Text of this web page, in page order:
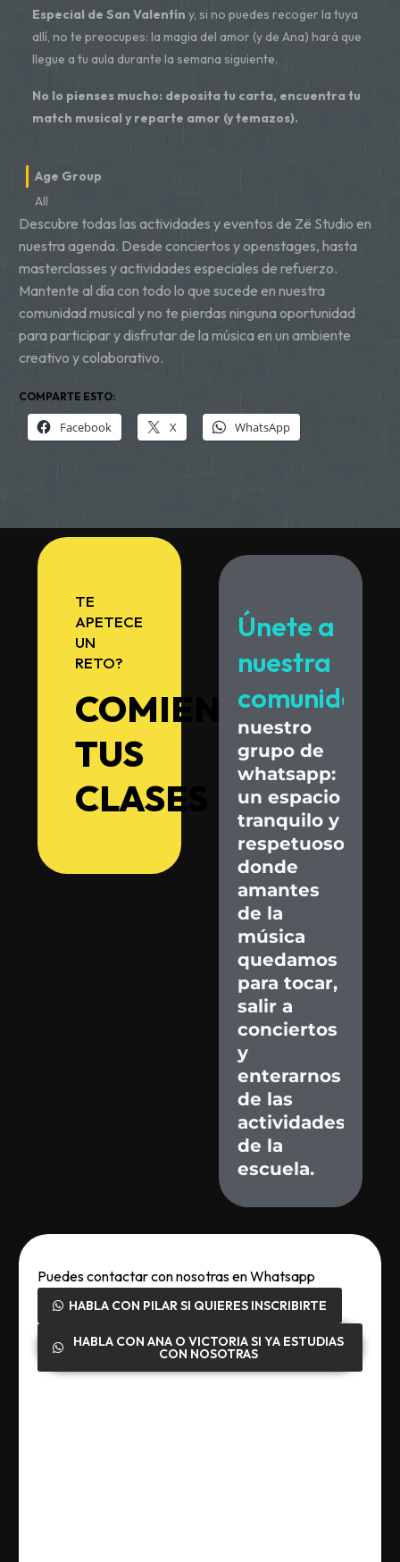
Especial de San Valentín y, si no puedes recoger la tuya
allí, no te preocupes: la magia del amor (y de Ana) hará que
llegue a tu aula durante la semana siguiente.
No lo pienses mucho: deposita tu carta, encuentra tu
match musical y reparte amor (y temazos).
Age Group
All
Descubre todas las actividades y eventos de Zë Studio en
nuestra agenda. Desde conciertos y openstages, hasta
masterclasses y actividades especiales de refuerzo.
Mantente al día con todo lo que sucede en nuestra
comunidad musical y no te pierdas ninguna oportunidad
para participar y disfrutar de la música en un ambiente
creativo y colaborativo.
COMPARTE ESTO:
Facebook X WhatsApp
TE
APETECE
UN
RETO?
COMIENZA
TUS
CLASES
Únete a
nuestra
comunidad.
nuestro
grupo de
whatsapp:
un espacio
tranquilo y
respetuoso
donde
amantes
de la
música
quedamos
para tocar,
salir a
conciertos
y
enterarnos
de las
actividades
de la
escuela.
Puedes contactar con nosotras en Whatsapp
HABLA CON PILAR SI QUIERES INSCRIBIRTE
HABLA CON ANA O VICTORIA SI YA ESTUDIAS
CON NOSOTRAS